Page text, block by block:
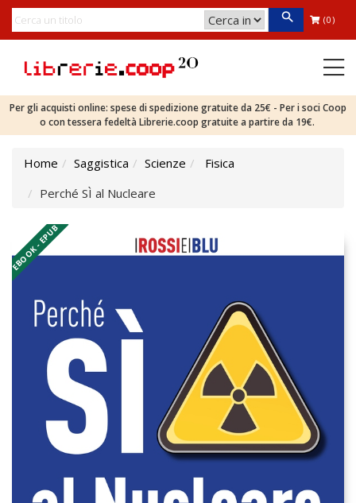
(0)
Per gli acquisti online: spese di spedizione gratuite da 25€ - Per i soci Coop
o con tessera fedeltà Librerie.coop gratuite a partire da 19€.
Home Saggistica Scienze
Fisica
Perché SÌ al Nucleare
EBOOK - EPUB